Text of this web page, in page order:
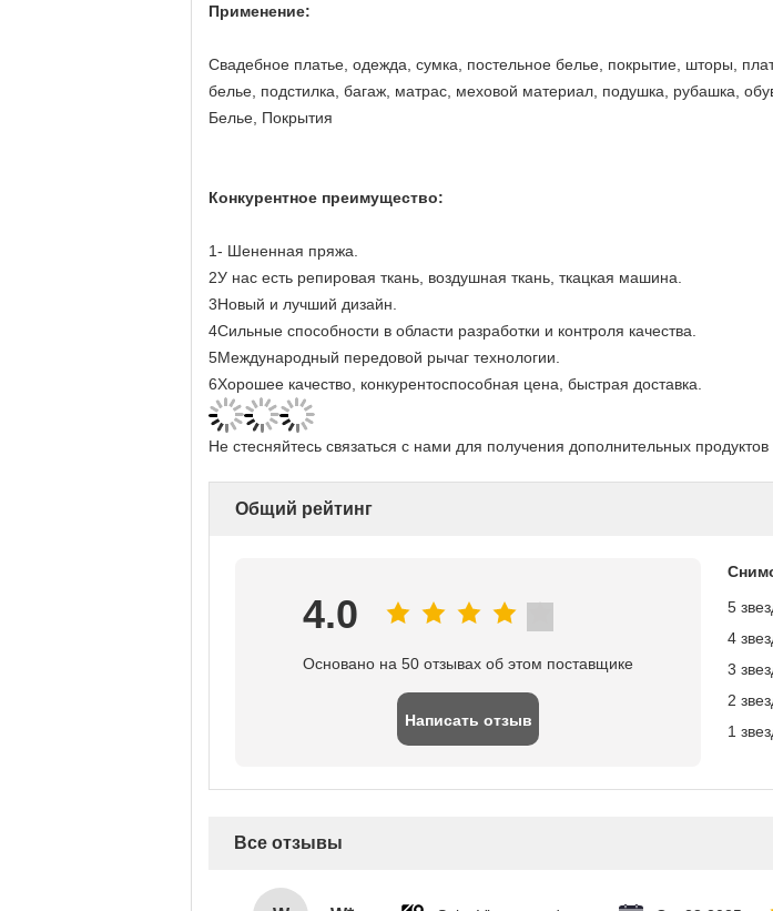
Применение:
Свадебное платье, одежда, сумка, постельное белье, покрытие, шторы,
белье, подстилка, багаж, матрас, меховой материал, подушка, рубашка,
Белье, Покрытия
Конкурентное преимущество:
1- Шененная пряжа.
2У нас есть репировая ткань, воздушная ткань, ткацкая машина.
3Новый и лучший дизайн.
4Сильные способности в области разработки и контроля качества.
5Международный передовой рычаг технологии.
6Хорошее качество, конкурентоспособная цена, быстрая доставка.
Не стесняйтесь связаться с нами для получения дополнительных продуктов
Общий рейтинг
4.0
Основано на 50 отзывах об этом поставщике
Написать отзыв
5
4
3
2
1
Все отзывы